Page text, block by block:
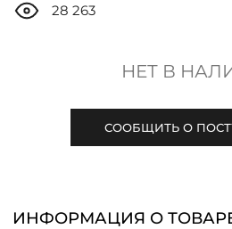
MANAGER@DSTREND.RU
28 263
НЕТ В
СООБЩИТЬ О
ИНФОРМАЦИЯ О